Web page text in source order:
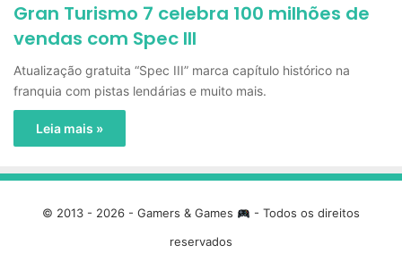
Gran Turismo 7 celebra 100 milhões de
vendas com Spec III
Atualização gratuita “Spec III” marca capítulo histórico na
franquia com pistas lendárias e muito mais.
Leia mais »
© 2013 - 2026 - Gamers & Games
- Todos os direitos
reservados